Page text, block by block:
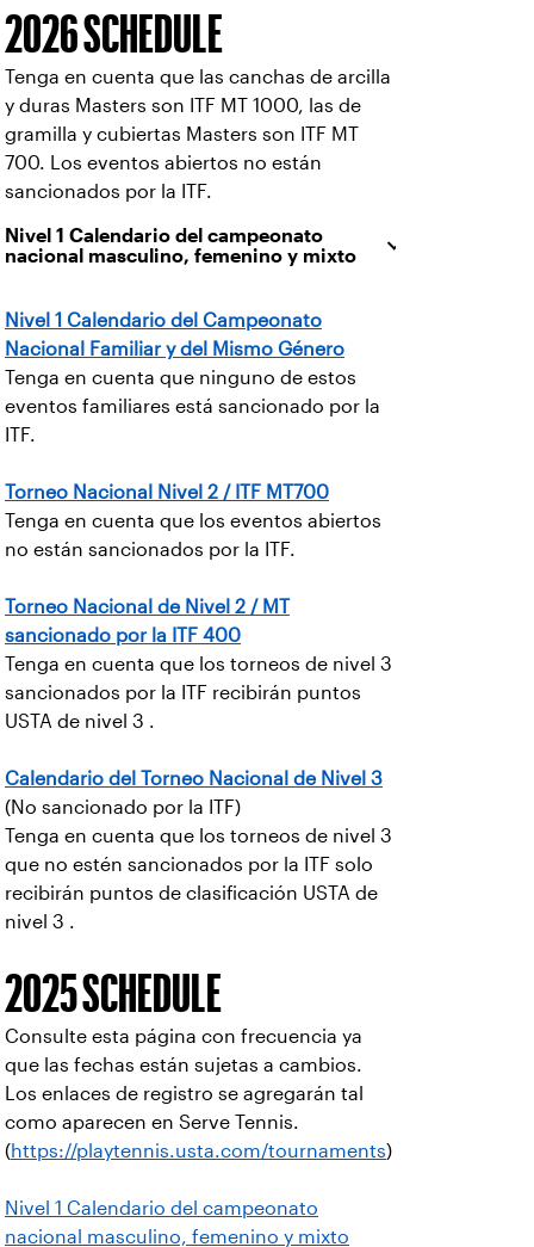
2026 SCHEDULE
Tenga en cuenta que las canchas de arcilla
y duras Masters son ITF MT 1000, las de
gramilla y cubiertas Masters son ITF MT
700. Los eventos abiertos no están
sancionados por la ITF.
Nivel 1 Calendario del campeonato
nacional masculino, femenino y mixto
Nivel 1 Calendario del Campeonato
Nacional Familiar y del Mismo Género
Tenga en cuenta que ninguno de estos
eventos familiares está sancionado por la
ITF.
Torneo Nacional Nivel 2 / ITF MT700
Tenga en cuenta que los eventos abiertos
no están sancionados por la ITF.
Torneo Nacional de Nivel 2 / MT
sancionado por la ITF 400
Tenga en cuenta que los torneos de nivel 3
sancionados por la ITF recibirán puntos
USTA de nivel 3 .
Calendario del Torneo Nacional de Nivel 3
(No sancionado por la ITF)
Tenga en cuenta que los torneos de nivel 3
que no estén sancionados por la ITF solo
recibirán puntos de clasificación USTA de
nivel 3 .
2025 SCHEDULE
Consulte esta página con frecuencia ya
que las fechas están sujetas a cambios.
Los enlaces de registro se agregarán tal
como aparecen en Serve Tennis.
(https://playtennis.usta.com/tournaments)
Nivel 1 Calendario del campeonato
nacional masculino, femenino y mixto